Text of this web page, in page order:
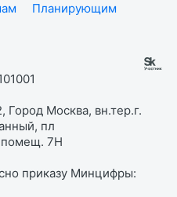
Планирующим
Москва, вн.тер.г.
пл
помещ. 7Н
приказу Минцифры: